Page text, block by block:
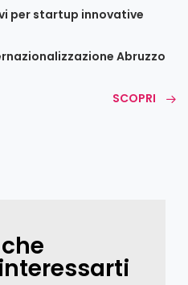
per startup innovative
Abruzzo
SCOPRI